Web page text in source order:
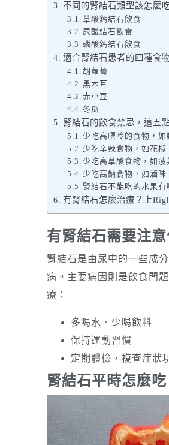
不同的腎結石類型該怎麼
草酸鈣結石飲食
尿酸結石飲食
磷酸鈣結石飲食
適合腎結石患者的四種食
胡蘿蔔
黑木耳
赤小豆
冬瓜
腎結石的飲食禁忌，這五
少吃高嘌呤的食物，
少吃辛辣食物，如花椒
少吃高草酸食物，如
少吃高鈉食物，如滷
腎結石不能吃的水果有
有腎結石怎麼治療？上
有腎結石需要注意
腎結石是由尿中的一些成
病。主要病因則是飲食問
療：
多喝水、少喝飲料
保持運動習慣
定期體檢，複查症狀
腎結石平時怎麼